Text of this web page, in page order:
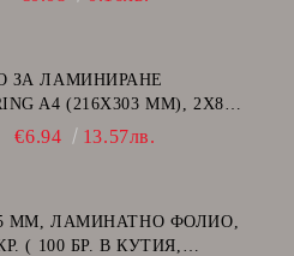
ЗА ЛАМИНИРАНЕ
A4 (216X303 MM), 2X80
100 БР.
€6.94 13.57лв.
ММ, ЛАМИНАТНО ФОЛИО,
( 100 БР. В КУТИЯ,